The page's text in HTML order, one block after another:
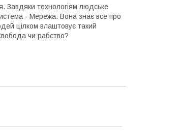
Завдяки технологіям людське
- Мережа. Вона знає все про
цілком влаштовує такий
чи рабство?